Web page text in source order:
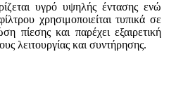
υγρό υψηλής έντασης ενώ
χρησιμοποιείται τυπικά σε
πίεσης και παρέχει εξαιρετική
λειτουργίας και συντήρησης.